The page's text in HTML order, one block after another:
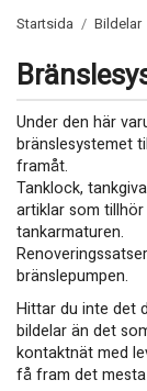
Startsida / Bildelar
Under den här
bränslesystemet
framåt.
Tanklock,
artiklar som
tankarmaturen.
bränslepumpen.
Hittar du inte det
bildelar än det
kontaktnät med
få fram det mesta